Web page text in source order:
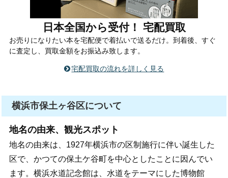
日本全国から受付！ 宅配買取
お売りになりたい本を宅配便で着払いで送るだけ。到着後、すぐ
に査定し、買取金額をお振込み致します。
宅配買取の流れを詳しく見る
横浜市保土ヶ谷区について
地名の由来、観光スポット
地名の由来は、1927年横浜市の区制施行に伴い誕生した
区で、かつての保土ケ谷町を中心としたことに因んでい
ます。横浜水道記念館は、水道をテーマにした博物館